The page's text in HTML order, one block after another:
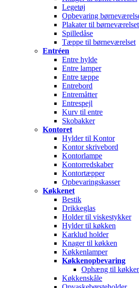
Legetøj
Opbevaring
Plakater til børneværelset
Spilledåse
Tæppe til børneværelset
Entréen
Entre hylde
Entre lamper
Entre tæppe
Entrebord
Entremåtter
Entrespejl
Kurv til entre
Skobakker
Kontoret
Hylder til Kontor
Kontor skrivebord
Kontorlampe
Kontorredskaber
Kontortæpper
Opbevaringskasser
Køkkenet
Bestik
Drikkeglas
Holder til viskestykker
Hylder til køkken
Karklud holder
Knager til køkken
Køkkenlamper
Køkkenopbevaring
Ophæng til
Køkkenskåle